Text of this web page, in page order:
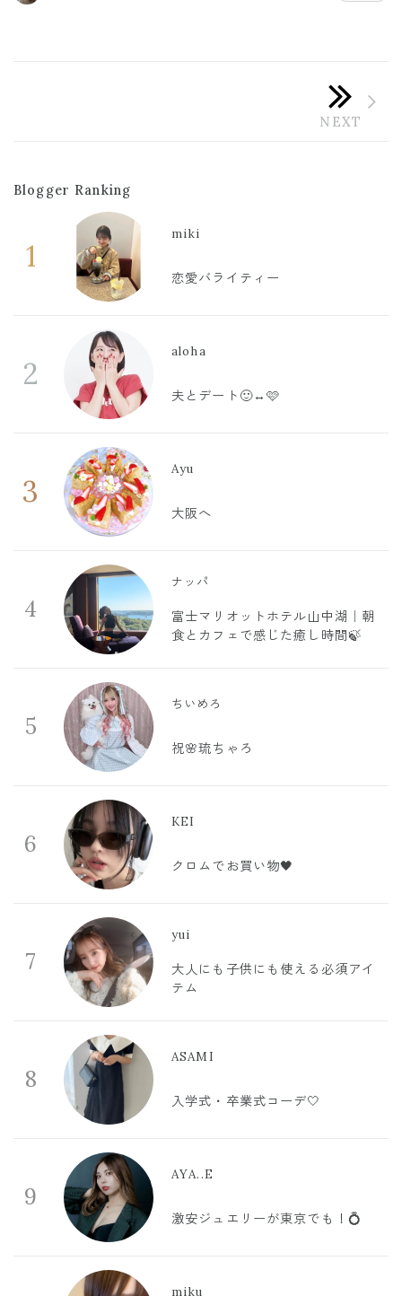
Blogger Ranking
1
miki
恋愛バライティー
2
aloha
夫とデート🙂‍↔️🩷
3
Ayu
大阪へ
4
ナッパ
富士マリオットホテル山中湖｜朝
食とカフェで感じた癒し時間🍃
5
ちいめろ
祝🌸琉ちゃろ
6
KEI
クロムでお買い物🖤
7
yui
大人にも子供にも使える必須アイ
テム
8
ASAMI
入学式・卒業式コーデ🤍
9
AYA..E
激安ジュエリーが東京でも！💍
miku